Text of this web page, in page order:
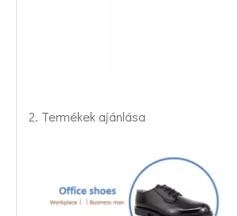
2. Termékek ajánlása